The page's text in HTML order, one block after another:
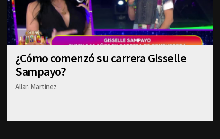
¿Cómo comenzó su carrera Gisselle
Sampayo?
Allan Martinez